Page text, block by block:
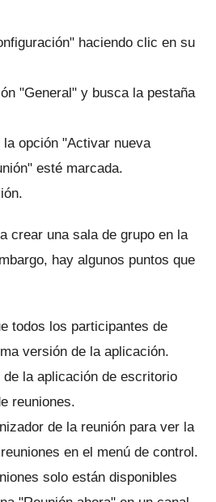
haciendo clic en su
"General" y busca la pestaña
opción "Activar nueva
esté marcada.
crear una sala de grupo en la
hay algunos puntos que
todos los participantes de
versión de la aplicación.
la aplicación de escritorio
reuniones.
de la reunión para ver la
en el menú de control.
solo están disponibles